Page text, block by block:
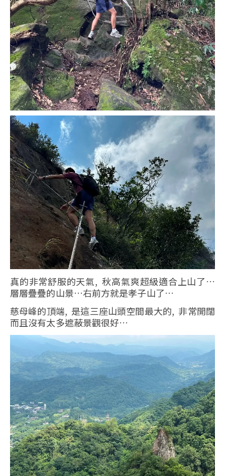
真的非常舒服的天氣, 秋高氣爽超級適合上山了…
層層疊疊的山景…右前方就是孝子山了…
慈母峰的頂端, 是這三座山頭空間最大的, 非常開闊
而且沒有太多遮蔽景觀很好…